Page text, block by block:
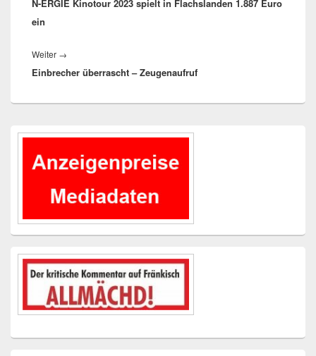
Beitrag:
N-ERGIE Kinotour 2023 spielt in Flachslanden 1.887 Euro
ein
Weiter →
Beitrag:
Einbrecher überrascht – Zeugenaufruf
Primärer
Widgetbereich